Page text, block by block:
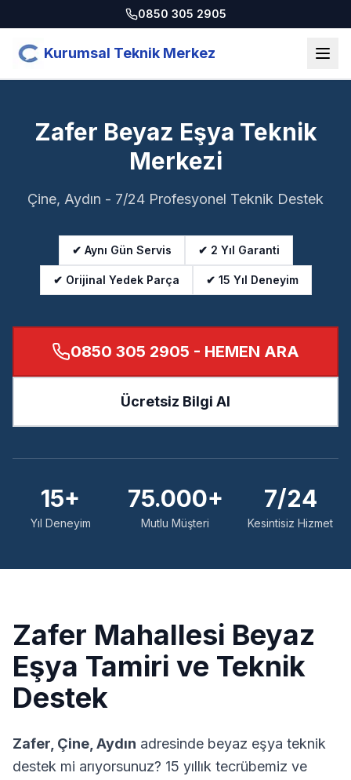
0850 305 2905
Kurumsal Teknik Merkez
Zafer Beyaz Eşya Teknik
Merkezi
Çine, Aydın - 7/24 Profesyonel Teknik Destek
✔ Aynı Gün Servis ✔ 2 Yıl Garanti
✔ Orijinal Yedek Parça ✔ 15 Yıl Deneyim
0850 305 2905 - HEMEN ARA
Ücretsiz Bilgi Al
15+
Yıl Deneyim
75.000+
Mutlu Müşteri
7/24
Kesintisiz Hizmet
Zafer Mahallesi Beyaz
Eşya Tamiri ve Teknik
Destek
Zafer Çine Aydın adresinde beyaz eşya teknik
destek mi arıyorsunuz? 15 yıllık tecrübemiz ve